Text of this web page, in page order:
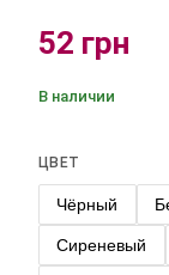
52 грн
В наличии
ЦВЕТ
Чёрный
Сиреневый